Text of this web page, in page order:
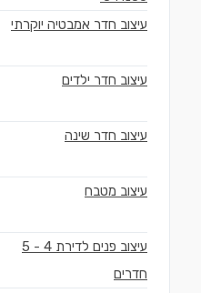
עיצוב חדר אמבטיה יוקרתי
עיצוב חדר ילדים
עיצוב חדר שינה
עיצוב מטבח
עיצוב פנים לדירת 4 - 5
חדרים